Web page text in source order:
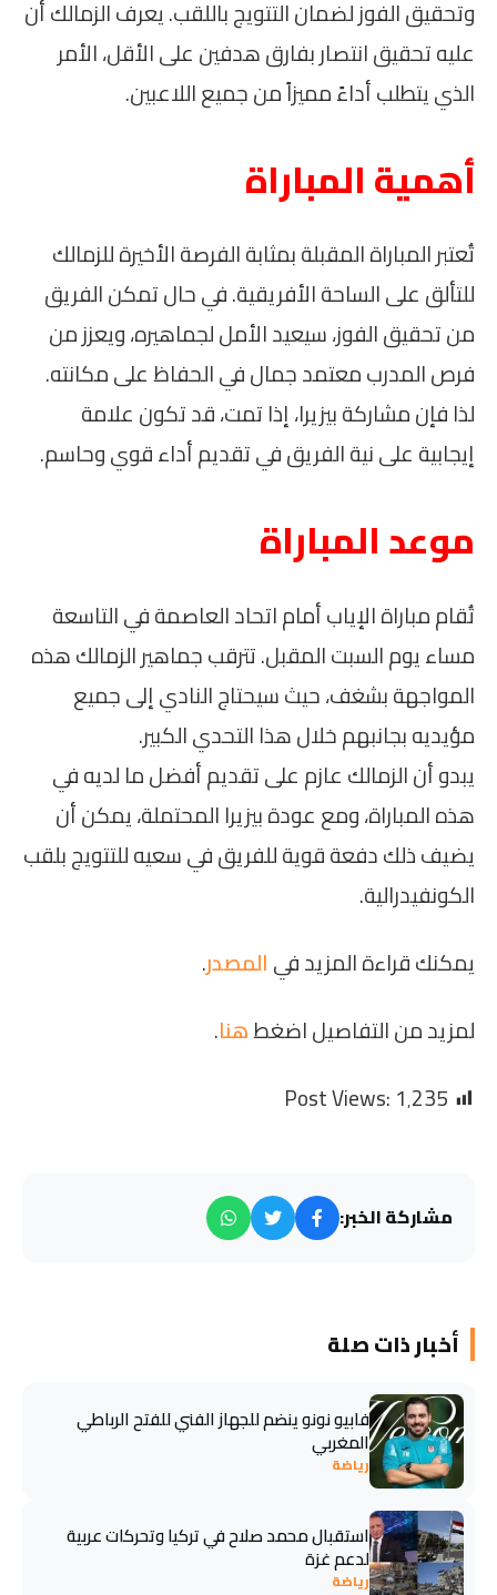
وتحقيق الفوز لضمان التتويج باللقب. يعرف الزمالك أن
عليه تحقيق انتصار بفارق هدفين على الأقل، الأمر
الذي يتطلب أداءً مميزاً من جميع اللاعبين.
أهمية المباراة
تُعتبر المباراة المقبلة بمثابة الفرصة الأخيرة للزمالك
للتألق على الساحة الأفريقية. في حال تمكن الفريق
من تحقيق الفوز، سيعيد الأمل لجماهيره، ويعزز من
فرص المدرب معتمد جمال في الحفاظ على مكانته.
لذا فإن مشاركة بيزيرا، إذا تمت، قد تكون علامة
إيجابية على نية الفريق في تقديم أداء قوي وحاسم.
موعد المباراة
تُقام مباراة الإياب أمام اتحاد العاصمة في التاسعة
مساء يوم السبت المقبل. تترقب جماهير الزمالك هذه
المواجهة بشغف، حيث سيحتاج النادي إلى جميع
مؤيديه بجانبهم خلال هذا التحدي الكبير.
يبدو أن الزمالك عازم على تقديم أفضل ما لديه في
هذه المباراة، ومع عودة بيزيرا المحتملة، يمكن أن
يضيف ذلك دفعة قوية للفريق في سعيه للتتويج بلقب
الكونفيدرالية.
يمكنك قراءة المزيد فيالمصدر.
لمزيد من التفاصيل اضغطهنا.
Post Views:1٬235
مشاركة الخبر:
أخبار ذات صلة
فابيو نونو ينضم للجهاز الفني للفتح الرباطي
المغربي
رياضة
استقبال محمد صلاح في تركيا وتحركات عربية
لدعم غزة
رياضة